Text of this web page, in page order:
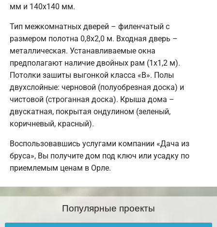
мм и 140х140 мм.
Тип межкомнатных дверей – филенчатый с
размером полотна 0,8х2,0 м. Входная дверь –
металлическая. Устанавливаемые окна
предполагают наличие двойных рам (1х1,2 м).
Потолки зашиты выгонкой класса «В». Полы
двухслойные: черновой (полуобрезная доска) и
чистовой (строганная доска). Крыша дома –
двускатная, покрытая ондулином (зеленый,
коричневый, красный).
Воспользовавшись услугами компании «Дача из
бруса», Вы получите дом под ключ или усадку по
приемлемым ценам в Орле.
Популярные проекты